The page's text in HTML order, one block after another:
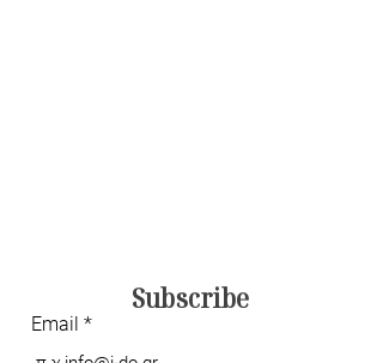
Subscribe
Email